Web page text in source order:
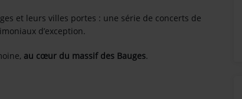
et leurs villes portes : une série de concerts de
d’exception.
au cœur du massif des Bauges.